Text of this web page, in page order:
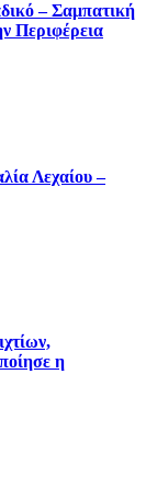
– Σαμπατική
Περιφέρεια
Λεχαίου –
η